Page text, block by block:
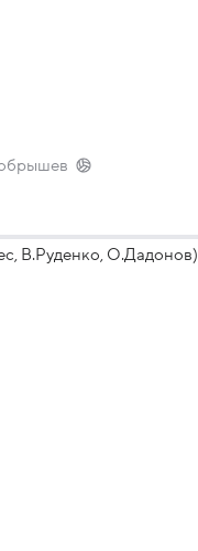
В.Руденко, О.Дадонов)